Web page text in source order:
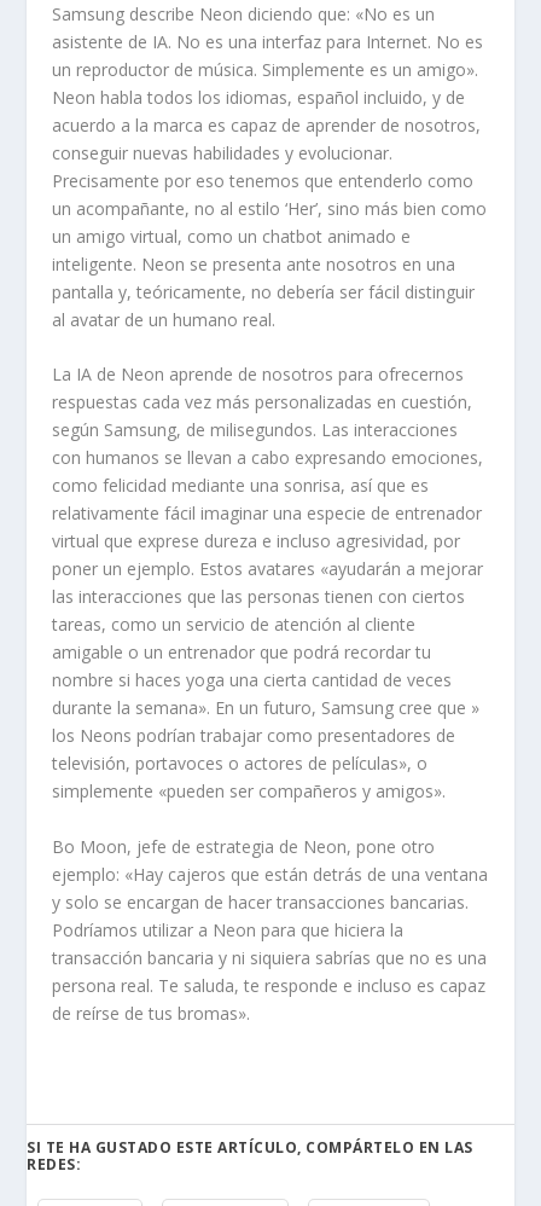
Samsung describe Neon diciendo que: «No es un
asistente de IA. No es una interfaz para Internet. No es
un reproductor de música. Simplemente es un amigo».
Neon habla todos los idiomas, español incluido, y de
acuerdo a la marca es capaz de aprender de nosotros,
conseguir nuevas habilidades y evolucionar.
Precisamente por eso tenemos que entenderlo como
un acompañante, no al estilo ‘Her’, sino más bien como
un amigo virtual, como un chatbot animado e
inteligente. Neon se presenta ante nosotros en una
pantalla y, teóricamente, no debería ser fácil distinguir
al avatar de un humano real.
La IA de Neon aprende de nosotros para ofrecernos
respuestas cada vez más personalizadas en cuestión,
según Samsung, de milisegundos. Las interacciones
con humanos se llevan a cabo expresando emociones,
como felicidad mediante una sonrisa, así que es
relativamente fácil imaginar una especie de entrenador
virtual que exprese dureza e incluso agresividad, por
poner un ejemplo. Estos avatares «ayudarán a mejorar
las interacciones que las personas tienen con ciertos
tareas, como un servicio de atención al cliente
amigable o un entrenador que podrá recordar tu
nombre si haces yoga una cierta cantidad de veces
durante la semana». En un futuro, Samsung cree que »
los Neons podrían trabajar como presentadores de
televisión, portavoces o actores de películas», o
simplemente «pueden ser compañeros y amigos».
Bo Moon, jefe de estrategia de Neon, pone otro
ejemplo: «Hay cajeros que están detrás de una ventana
y solo se encargan de hacer transacciones bancarias.
Podríamos utilizar a Neon para que hiciera la
transacción bancaria y ni siquiera sabrías que no es una
persona real. Te saluda, te responde e incluso es capaz
de reírse de tus bromas».
SI TE HA GUSTADO ESTE ARTÍCULO, COMPÁRTELO EN LAS
REDES: